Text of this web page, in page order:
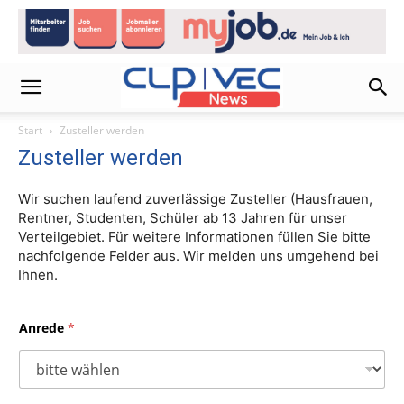
Start Zusteller werden
Zusteller werden
Wir suchen laufend zuverlässige Zusteller (Hausfrauen,
Rentner, Studenten, Schüler ab 13 Jahren für unser
Verteilgebiet. Für weitere Informationen füllen Sie bitte
nachfolgende Felder aus. Wir melden uns umgehend bei
Ihnen.
Anrede *